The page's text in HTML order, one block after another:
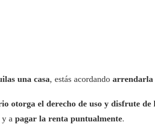
una casa, estás acordando arrendarla
otorga el derecho de uso y disfrute de
y a pagar la renta puntualmente.